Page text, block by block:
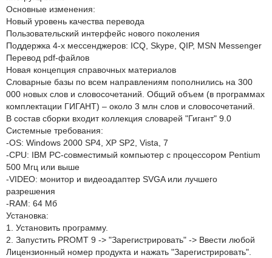
Основные изменения:
Новый уровень качества перевода
Пользовательский интерфейс нового поколения
Поддержка 4-х мессенджеров: ICQ, Skype, QIP, MSN Messenger
Перевод pdf-файлов
Новая концепция справочных материалов
Словарные базы по всем направлениям пополнились на 300
000 новых слов и словосочетаний. Общий объем (в программах
комплектации ГИГАНТ) – около 3 млн слов и словосочетаний.
В состав сборки входит коллекция словарей "Гигант" 9.0
Системные требования:
-OS: Windows 2000 SP4, XP SP2, Vista, 7
-CPU: IBM PC-совместимый компьютер с процессором Pentium
500 Мгц или выше
-VIDEO: монитор и видеоадаптер SVGA или лучшего
разрешения
-RAM: 64 Мб
Установка:
1. Установить программу.
2. Запустить PROMT 9 -> "Зарегистрировать" -> Ввести любой
Лицензионный номер продукта и нажать "Зарегистрировать".